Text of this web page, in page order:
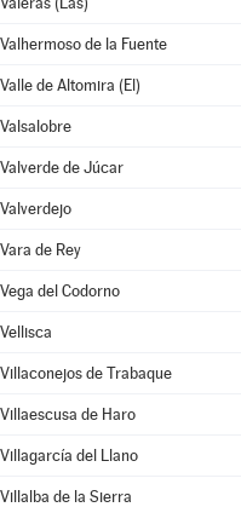
Valhermoso de la Fuente
Valle de Altomira (El)
Valsalobre
Valverde de Júcar
Valverdejo
Vara de Rey
Vega del Codorno
Vellisca
Villaconejos de Trabaque
Villaescusa de Haro
Villagarcía del Llano
Villalba de la Sierra